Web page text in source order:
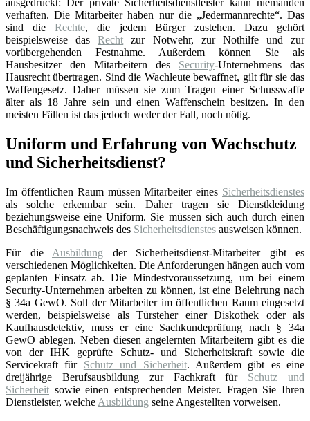
ausgedrückt: Der private Sicherheitsdienstleister kann niemanden
verhaften. Die Mitarbeiter haben nur die „Jedermannrechte“. Das
sind dieRechte, die jedem Bürger zustehen. Dazu gehört
beispielsweise dasRecht zur Notwehr, zur Nothilfe und zur
vorübergehenden Festnahme. Außerdem können Sie als
Hausbesitzer den Mitarbeitern des Security-Unternehmens das
Hausrecht übertragen. Sind die Wachleute bewaffnet, gilt für sie das
Waffengesetz. Daher müssen sie zum Tragen einer Schusswaffe
älter als 18 Jahre sein und einen Waffenschein besitzen. In den
meisten Fällen ist das jedoch weder der Fall, noch nötig.
Uniform und Erfahrung von Wachschutz
und Sicherheitsdienst?
Im öffentlichen Raum müssen Mitarbeiter eines Sicherheitsdienstes
als solche erkennbar sein. Daher tragen sie Dienstkleidung
beziehungsweise eine Uniform. Sie müssen sich auch durch einen
Beschäftigungsnachweis des Sicherheitsdienstes ausweisen können.
Für die Ausbildung der Sicherheitsdienst-Mitarbeiter gibt es
verschiedenen Möglichkeiten. Die Anforderungen hängen auch vom
geplanten Einsatz ab. Die Mindestvoraussetzung, um bei einem
Security-Unternehmen arbeiten zu können, ist eine Belehrung nach
§ 34a GewO. Soll der Mitarbeiter im öffentlichen Raum eingesetzt
werden, beispielsweise als Türsteher einer Diskothek oder als
Kaufhausdetektiv, muss er eine Sachkundeprüfung nach § 34a
GewO ablegen. Neben diesen angelernten Mitarbeitern gibt es die
von der IHK geprüfte Schutz- und Sicherheitskraft sowie die
Servicekraft für Schutz und Sicherheit. Außerdem gibt es eine
dreijährige Berufsausbildung zur Fachkraft für Schutz und
Sicherheit sowie einen entsprechenden Meister. Fragen Sie Ihren
Dienstleister, welche Ausbildung seine Angestellten vorweisen.